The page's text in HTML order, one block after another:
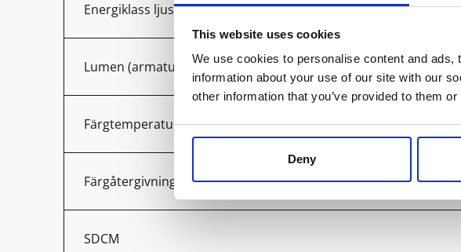
This website uses cookies
We use cookies to personalise content and
information about your use of our site with our
other information that you’ve provided to them
Deny
Energiklass ljuskälla
Lumen (armatur)
Färgtemperatur (K)
Färgåtergivning (Ra)
SDCM